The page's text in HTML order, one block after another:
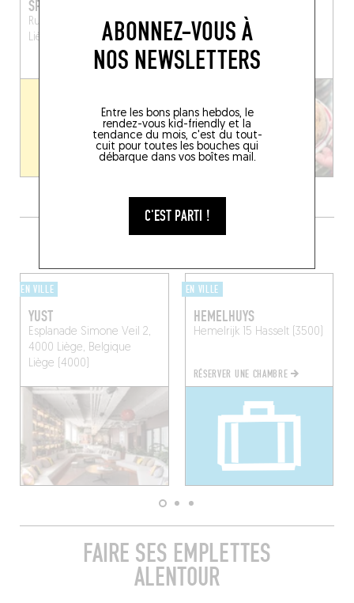
ABONNEZ-VOUS À
NOS NEWSLETTERS
Entre les bons plans hebdos, le
rendez-vous kid-friendly et la
tendance du mois, c'est du tout-
cuit pour toutes les bouches qui
débarque dans vos boîtes mail.
C'EST PARTI !
SPRATCHIE'S
Rue de la Casquette 15
Liège (4000)
13 Rue du Mouton Blanc
Liège (4000)
RÉSERVER UNE TABLE
DORMIR DANS LES ENVIRONS
EN VILLE
YUST
Esplanade Simone Veil 2,
4000 Liège, Belgique
Liège (4000)
EN VILLE
HEMELHUYS
Hemelrijk 15 Hasselt (3500)
RÉSERVER UNE CHAMBRE
FAIRE SES EMPLETTES
ALENTOUR